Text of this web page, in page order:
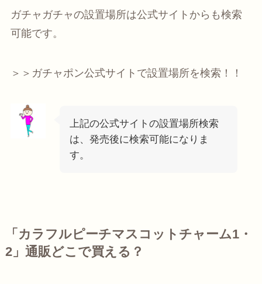
ガチャガチャの設置場所は公式サイトからも検索
可能です。
＞＞ガチャポン公式サイトで設置場所を検索！！
上記の公式サイトの設置場所検索
は、発売後に検索可能になりま
す。
「カラフルピーチマスコットチャーム1・
2」通販どこで買える？